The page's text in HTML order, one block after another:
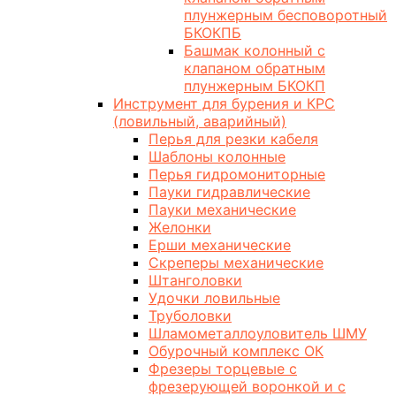
плунжерным бесповоротный
БКОКПБ
Башмак колонный с
клапаном обратным
плунжерным БКОКП
Инструмент для бурения и КРС
(ловильный, аварийный)
Перья для резки кабеля
Шаблоны колонные
Перья гидромониторные
Пауки гидравлические
Пауки механические
Желонки
Ерши механические
Скреперы механические
Штанголовки
Удочки ловильные
Труболовки
Шламометаллоуловитель ШМУ
Обурочный комплекс ОК
Фрезеры торцевые с
фрезерующей воронкой и с